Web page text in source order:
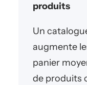
produits
Un
augmente
panier
de produits